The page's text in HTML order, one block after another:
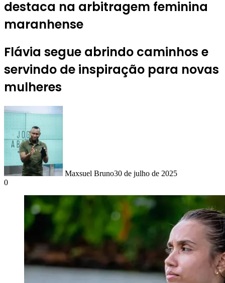
destaca na arbitragem feminina
maranhense
Flávia segue abrindo caminhos e
servindo de inspiração para novas
mulheres
Maxsuel Bruno30 de julho de 2025
0